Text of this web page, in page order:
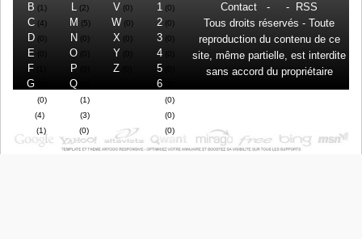
B (1)
C(4)
D(0)
E
F
G
(0)
(4)
(1)
L (2)
M (5)
N (0)
O
P
Q
(1)
(3)
(0)
V (0)
W (0)
X (0)
Y
Z
1 (0)
2(0)
3(0)
4(0)
5(0)
6(0)
(0)
(0)
(0)
Contact - -
RSS
Tous droits réservés - Toute
reproduction du contenu de ce
site, même partielle, est interdite
sans accord du propriétaire